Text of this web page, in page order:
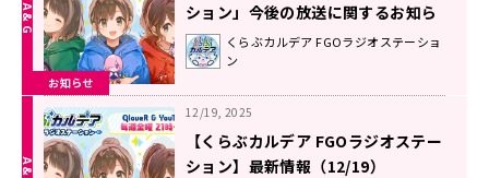
お知らせ
ション」今後の放送に関するお知ら
せ
くらぶカルデア FGOラジオステーショ
ン
12/19, 2025
【くらぶカルデア FGOラジオステー
ション】最新情報（12/19）